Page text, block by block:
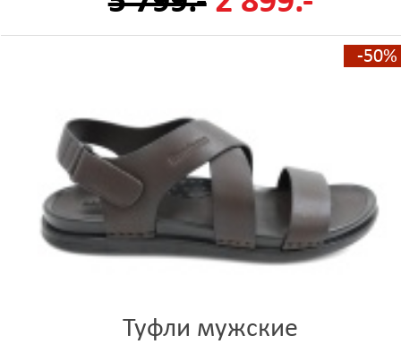
-50%
Туфли мужские